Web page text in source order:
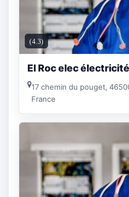
(4.3)
EI Roc elec
17 chemin du pouget,
France